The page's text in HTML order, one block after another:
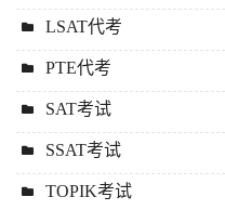
LSAT代考
PTE代考
SAT考试
SSAT考试
TOPIK考试